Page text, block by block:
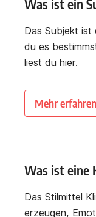
Was ist ein
Das Subjekt ist
du es
liest du hier.
Mehr erfahren
Was ist eine
Das Stilmittel
erzeugen,